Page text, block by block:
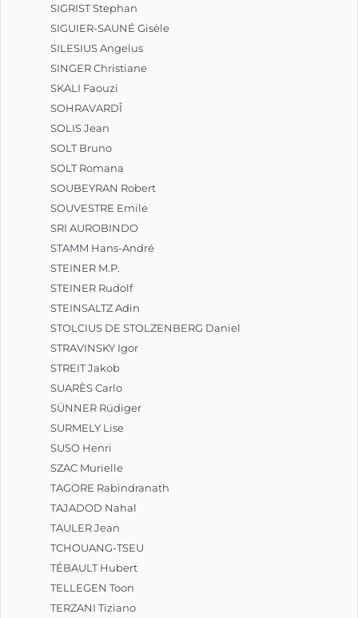
SIGRIST Stephan
SIGUIER-SAUNÉ Gisèle
SILESIUS Angelus
SINGER Christiane
SKALI Faouzi
SOHRAVARDÎ
SOLIS Jean
SOLT Bruno
SOLT Romana
SOUBEYRAN Robert
SOUVESTRE Emile
SRI AUROBINDO
STAMM Hans-André
STEINER M.P.
STEINER Rudolf
STEINSALTZ Adin
STOLCIUS DE STOLZENBERG Daniel
STRAVINSKY Igor
STREIT Jakob
SUARÈS Carlo
SÜNNER Rüdiger
SURMELY Lise
SUSO Henri
SZAC Murielle
TAGORE Rabindranath
TAJADOD Nahal
TAULER Jean
TCHOUANG-TSEU
TÉBAULT Hubert
TELLEGEN Toon
TERZANI Tiziano